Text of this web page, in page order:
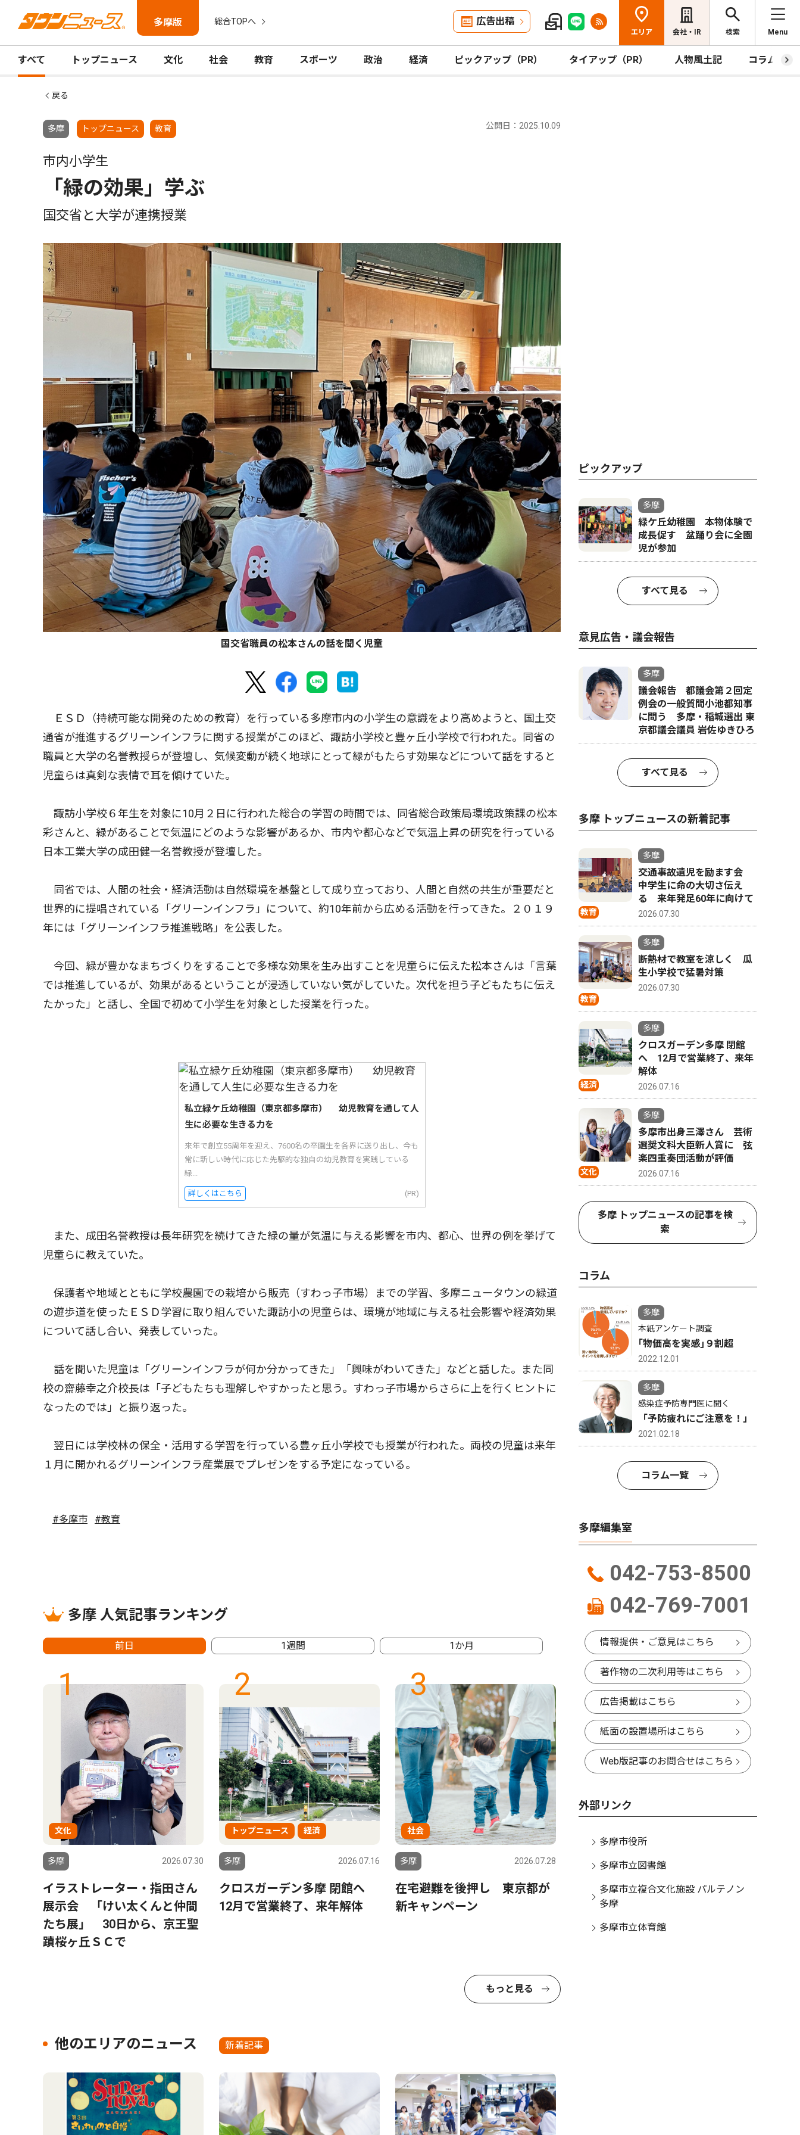
多摩版 総合TOPへ 広告出稿
エリア 会社・IR 検索 Menu
すべて トップニュース 文化 社会 教育 スポーツ 政治 経済 ピックアップ（PR） タイアップ（PR） 人物風土記 コラム
戻る
多摩 トップニュース 教育 公開日：2025.10.09
市内小学生
「緑の効果」学ぶ
国交省と大学が連携授業
国交省職員の松本さんの話を聞く児童
ＥＳＤ（持続可能な開発のための教育）を行っている多摩市内の小学生の意識をより高めようと、国土交
通省が推進するグリーンインフラに関する授業がこのほど、諏訪小学校と豊ヶ丘小学校で行われた。同省の
職員と大学の名誉教授らが登壇し、気候変動が続く地球にとって緑がもたらす効果などについて話をすると
児童らは真剣な表情で耳を傾けていた。
諏訪小学校６年生を対象に10月２日に行われた総合の学習の時間では、同省総合政策局環境政策課の松本
彩さんと、緑があることで気温にどのような影響があるか、市内や都心などで気温上昇の研究を行っている
日本工業大学の成田健一名誉教授が登壇した。
同省では、人間の社会・経済活動は自然環境を基盤として成り立っており、人間と自然の共生が重要だと
世界的に提唱されている「グリーンインフラ」について、約10年前から広める活動を行ってきた。２０１９
年には「グリーンインフラ推進戦略」を公表した。
今回、緑が豊かなまちづくりをすることで多様な効果を生み出すことを児童らに伝えた松本さんは「言葉
では推進しているが、効果があるということが浸透していない気がしていた。次代を担う子どもたちに伝え
たかった」と話し、全国で初めて小学生を対象とした授業を行った。
私立緑ケ丘幼稚園（東京都多摩市） 幼児教育を通して人
生に必要な生きる力を
来年で創立55周年を迎え、7600名の卒園生を各界に送り出し、今も
常に新しい時代に応じた先駆的な独自の幼児教育を実践している
緑...
詳しくはこちら (PR)
また、成田名誉教授は長年研究を続けてきた緑の量が気温に与える影響を市内、都心、世界の例を挙げて
児童らに教えていた。
保護者や地域とともに学校農園での栽培から販売（すわっ子市場）までの学習、多摩ニュータウンの緑道
の遊歩道を使ったＥＳＤ学習に取り組んでいた諏訪小の児童らは、環境が地域に与える社会影響や経済効果
について話し合い、発表していった。
話を聞いた児童は「グリーンインフラが何か分かってきた」「興味がわいてきた」などと話した。また同
校の齋藤幸之介校長は「子どもたちも理解しやすかったと思う。すわっ子市場からさらに上を行くヒントに
なったのでは」と振り返った。
翌日には学校林の保全・活用する学習を行っている豊ヶ丘小学校でも授業が行われた。両校の児童は来年
１月に開かれるグリーンインフラ産業展でプレゼンをする予定になっている。
#多摩市 #教育
多摩 人気記事ランキング
前日 1週間 1か月
1
文化
多摩 2026.07.30
イラストレーター・指田さん
展示会 「けい太くんと仲間
たち展」 30日から、京王聖
蹟桜ヶ丘ＳＣで
2
トップニュース 経済
多摩 2026.07.16
クロスガーデン多摩 閉館へ
12月で営業終了、来年解体
3
社会
多摩 2026.07.28
在宅避難を後押し 東京都が
新キャンペーン
4
多摩
竹灯籠イベント ８月６日、
桜ヶ丘公園で
もっと見る
他のエリアのニュース 新着記事
ピックアップ
多摩
緑ケ丘幼稚園 本物体験で
成長促す 盆踊り会に全園
児が参加
すべて見る
意見広告・議会報告
多摩
議会報告 都議会第２回定
例会の一般質問小池都知事
に問う 多摩・稲城選出 東
京都議会議員 岩佐ゆきひろ
すべて見る
多摩 トップニュースの新着記事
教育
多摩
交通事故遺児を励ます会
中学生に命の大切さ伝え
る 来年発足60年に向けて
2026.07.30
教育
多摩
断熱材で教室を涼しく 瓜
生小学校で猛暑対策
2026.07.30
経済
多摩
クロスガーデン多摩 閉館
へ 12月で営業終了、来年
解体
2026.07.16
文化
多摩
多摩市出身三澤さん 芸術
選奨文科大臣新人賞に 弦
楽四重奏団活動が評価
2026.07.16
多摩 トップニュースの記事を検
索
コラム
多摩
本紙アンケート調査
｢物価高を実感｣９割超
2022.12.01
多摩
感染症予防専門医に聞く
「予防疲れにご注意を！」
2021.02.18
コラム一覧
多摩編集室
042-753-8500
042-769-7001
情報提供・ご意見はこちら
著作物の二次利用等はこちら
広告掲載はこちら
紙面の設置場所はこちら
Web版記事のお問合せはこちら
外部リンク
多摩市役所
多摩市立図書館
多摩市立複合文化施設 パルテノン
多摩
多摩市立体育館